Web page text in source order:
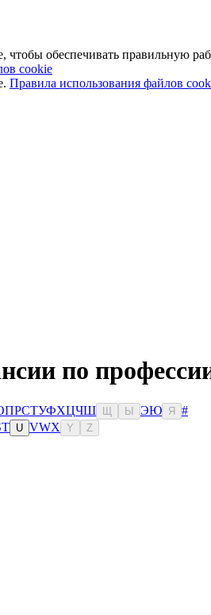
обеспечивать правильную
cookie
Правила использования файлов
по
ПРСТУФХЦЧШ Ы ЭЮ Я
#
T U VWX Y Z